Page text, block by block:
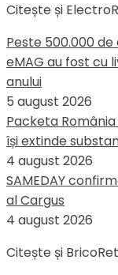
Citește și
Peste 500.000
eMAG au fost cu
anului
5 august 2026
Packeta
își extinde
4 august 2026
SAMEDAY
al Cargus
4 august 2026
Citește și